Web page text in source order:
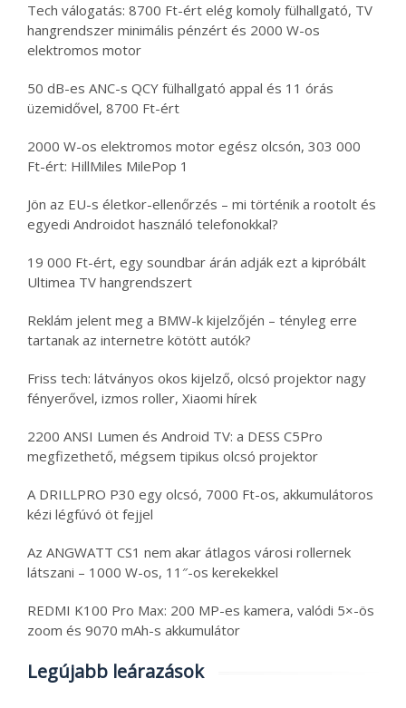
Tech válogatás: 8700 Ft-ért elég komoly fülhallgató, TV
hangrendszer minimális pénzért és 2000 W-os
elektromos motor
50 dB-es ANC-s QCY fülhallgató appal és 11 órás
üzemidővel, 8700 Ft-ért
2000 W-os elektromos motor egész olcsón, 303 000
Ft-ért: HillMiles MilePop 1
Jön az EU-s életkor-ellenőrzés – mi történik a rootolt és
egyedi Androidot használó telefonokkal?
19 000 Ft-ért, egy soundbar árán adják ezt a kipróbált
Ultimea TV hangrendszert
Reklám jelent meg a BMW-k kijelzőjén – tényleg erre
tartanak az internetre kötött autók?
Friss tech: látványos okos kijelző, olcsó projektor nagy
fényerővel, izmos roller, Xiaomi hírek
2200 ANSI Lumen és Android TV: a DESS C5Pro
megfizethető, mégsem tipikus olcsó projektor
A DRILLPRO P30 egy olcsó, 7000 Ft-os, akkumulátoros
kézi légfúvó öt fejjel
Az ANGWATT CS1 nem akar átlagos városi rollernek
látszani – 1000 W-os, 11″-os kerekekkel
REDMI K100 Pro Max: 200 MP-es kamera, valódi 5×-ös
zoom és 9070 mAh-s akkumulátor
Legújabb leárazások